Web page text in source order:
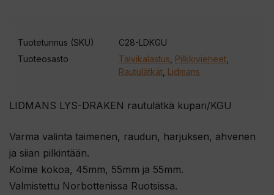
LIDMANS LYS-DRAKEN rautulätkä kupari/KGU
Varma valinta taimenen, raudun, harjuksen, ahvenen
ja siian pilkintään.
Kolme kokoa, 45mm, 55mm ja 55mm.
Valmistettu Norbottenissa Ruotsissa.
Tuotetunnus (SKU)
C28-LDKGU
Tuoteosasto
Talvikalastus, Pilkkivieheet,
Rautulätkät, Lidmans